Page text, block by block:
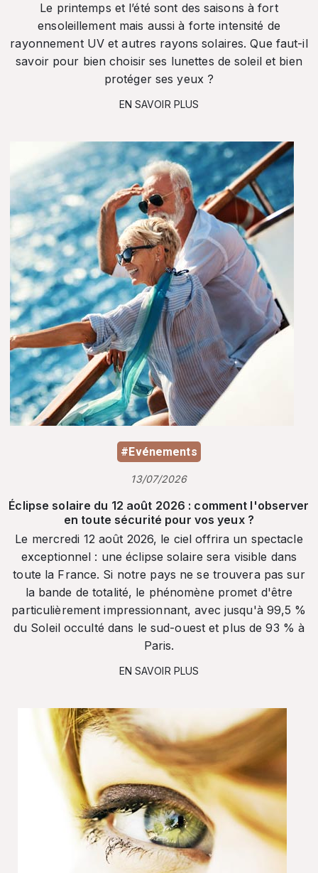
Le printemps et l’été sont des saisons à fort
ensoleillement mais aussi à forte intensité de
rayonnement UV et autres rayons solaires. Que faut-il
savoir pour bien choisir ses lunettes de soleil et bien
protéger ses yeux ?
EN SAVOIR PLUS
#Evénements
13/07/2026
Éclipse solaire du 12 août 2026 : comment l'observer
en toute sécurité pour vos yeux ?
Le mercredi 12 août 2026, le ciel offrira un spectacle
exceptionnel : une éclipse solaire sera visible dans
toute la France. Si notre pays ne se trouvera pas sur
la bande de totalité, le phénomène promet d'être
particulièrement impressionnant, avec jusqu'à 99,5 %
du Soleil occulté dans le sud-ouest et plus de 93 % à
Paris.
EN SAVOIR PLUS